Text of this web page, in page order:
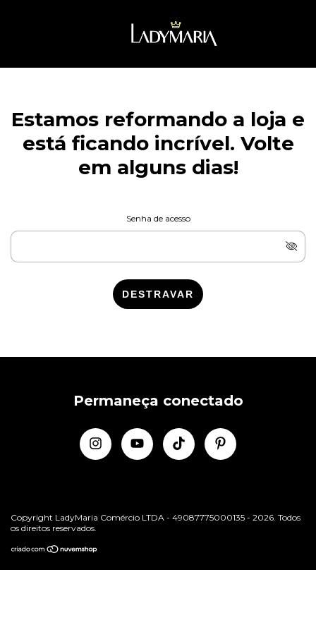
Estamos reformando a loja e
está ficando incrível. Volte
em alguns dias!
Senha de acesso
DESTRAVAR
Permaneça conectado
Copyright LadyMaria Comércio LTDA - 49087775000135 - 2026. Todos
os direitos reservados.